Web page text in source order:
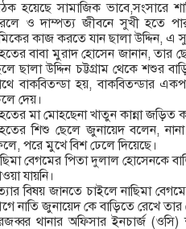
হয়েছে সামাজিক ভাবে,সংসারে
ও দাম্পত্য জীবনে সুখী হতে
কাজ করতে যান ছালা উদ্দিন, এ
বাবা মুরাদ হোসেন জানান, তার
ছালা উদ্দিন চট্টগ্রাম থেকে শশুর
বাকবিতন্ডা হয়, বাকবিতন্ডার
দেয়।
মা মোহছেনা খাতুন কান্না জড়িত
শিশু ছেলে জুনায়েদ বলেন,
পরে মুখে বিশ ঢেলে দিয়েছে।
বেগমের পিতা দুলাল হোসেনকে
যায়নি।
বিষয় জানতে চাইলে নাছিমা
নাতি জুনায়েদ কে বাড়িতে রেখে তার
থানার অফিসার ইনচার্জ